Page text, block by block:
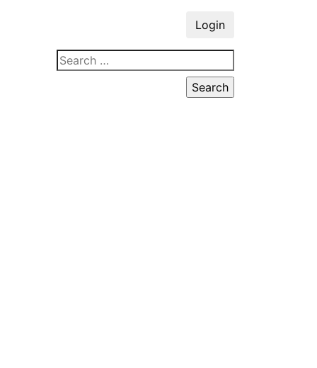
Login